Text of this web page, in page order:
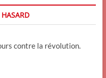
contre la révolution.